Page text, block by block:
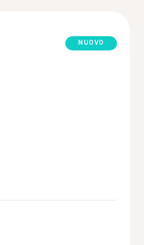
NUOVO